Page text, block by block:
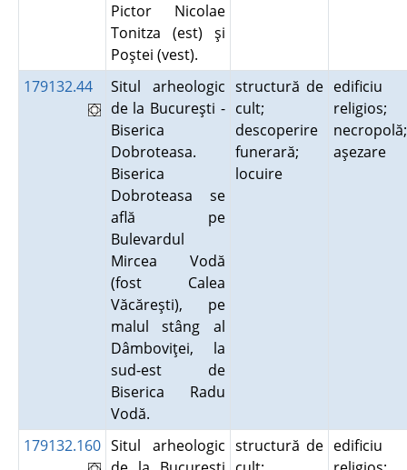
Pictor Nicolae
Tonitza (est) şi
Poştei (vest).
179132.44
Situl arheologic
de la Bucureşti -
Biserica
Dobroteasa.
Biserica
Dobroteasa se
află pe
Bulevardul
Mircea Vodă
(fost Calea
Văcăreşti), pe
malul stâng al
Dâmboviţei, la
sud-est de
Biserica Radu
Vodă.
structură de
cult;
descoperire
funerară;
locuire
edificiu
religios;
necropolă;
aşezare
179132.160 Situl arheologic structură de edificiu